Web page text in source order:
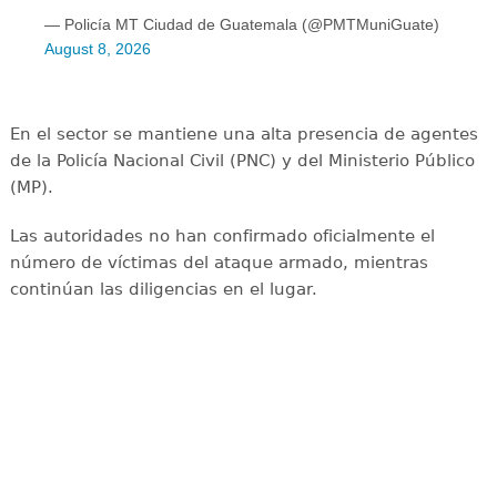
— Policía MT Ciudad de Guatemala (@PMTMuniGuate)
August 8, 2026
En el sector se mantiene una alta presencia de agentes
de la Policía Nacional Civil (PNC) y del Ministerio Público
(MP).
Las autoridades no han confirmado oficialmente el
número de víctimas del ataque armado, mientras
continúan las diligencias en el lugar.